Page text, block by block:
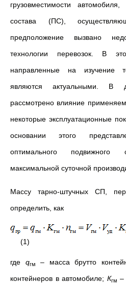
грузовместимости
состава (ПС),
предположение вызвано
технологии перевозок. В
направленные на изучение
являются актуальными. В
рассмотрено влияние
некоторые эксплуатационные
основании этого
оптимального
максимальной суточной
Массу тарно-штучных СП,
определить, как
(1)
где qгм – масса брутто
контейнеров в автомобиле; Кгм –